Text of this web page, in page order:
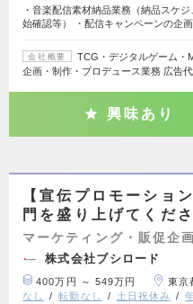
・音楽配信素材納品業務（納品スケ
始確認等） ・配信キャンペーンの企
会社概要
TCG・デジタルゲーム・
企画・制作・プロデュース業務 広告
興味あり
【宣伝プロモーショ
門を盛り上げてくだ
マーケティング・販促企画
株式会社ブシロード
400万円 ～ 549万円 東京
なし
転勤なし 土日祝休み